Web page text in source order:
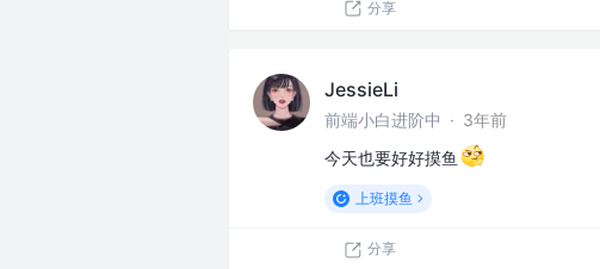
分享
JessieLi
前端小白进阶中 · 3年前
今天也要好好摸鱼
上班摸鱼
分享